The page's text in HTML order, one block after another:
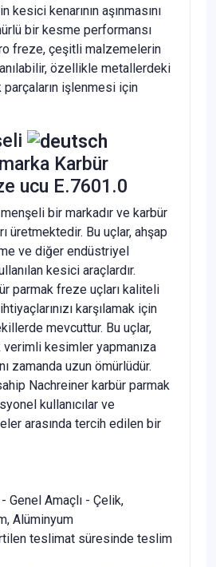
kenarının aşınmasını
bir kesme performansı
freze, çeşitli malzemelerin
özellikle metallerdeki
parçaların işlenmesi için
marka Karbür
ucu E.7601.0
bir markadır ve karbür
üretmektedir. Bu uçlar, ahşap
ve diğer endüstriyel
kesici araçlardır.
parmak freze uçları kaliteli
karşılamak için
mevcuttur. Bu uçlar,
kesimler yapmanıza
zamanda uzun ömürlüdür.
Nachreiner karbür parmak
kullanıcılar ve
arasında tercih edilen bir
Genel Amaçlı - Çelik,
Alüminyum
teslimat süresinde teslim